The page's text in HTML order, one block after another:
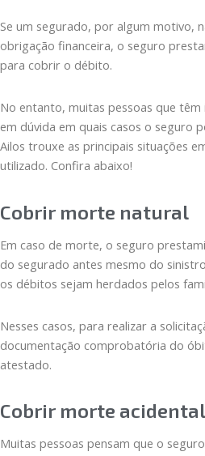
Se um segurado, por algum motivo,
obrigação financeira, o seguro
para cobrir o débito.
No entanto, muitas pessoas que
em dúvida em quais casos o seguro
Ailos trouxe as principais situações
utilizado. Confira abaixo!
Cobrir morte natural
Em caso de morte, o seguro
do segurado antes mesmo do
os débitos sejam herdados pelos
Nesses casos, para realizar a
documentação comprobatória do
atestado.
Cobrir morte acidental
Muitas pessoas pensam que o